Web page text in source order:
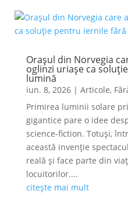
Orașul din Norvegia
oglinzi uriașe ca
lumină
iun. 8, 2026| Articole,
Primirea luminii solare
gigantice pare o idee
science-fiction. Totuși,
această invenție
reală și face parte din
locuitorilor....
citește mai mult